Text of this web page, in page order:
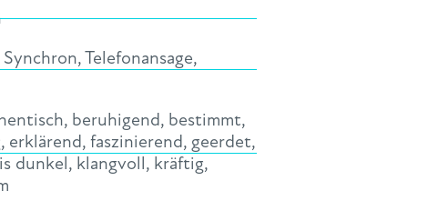
Synchron,Telefonansage,
, beruhigend, bestimmt,
, erklärend, faszinierend, geerdet,
dunkel, klangvoll, kräftig,